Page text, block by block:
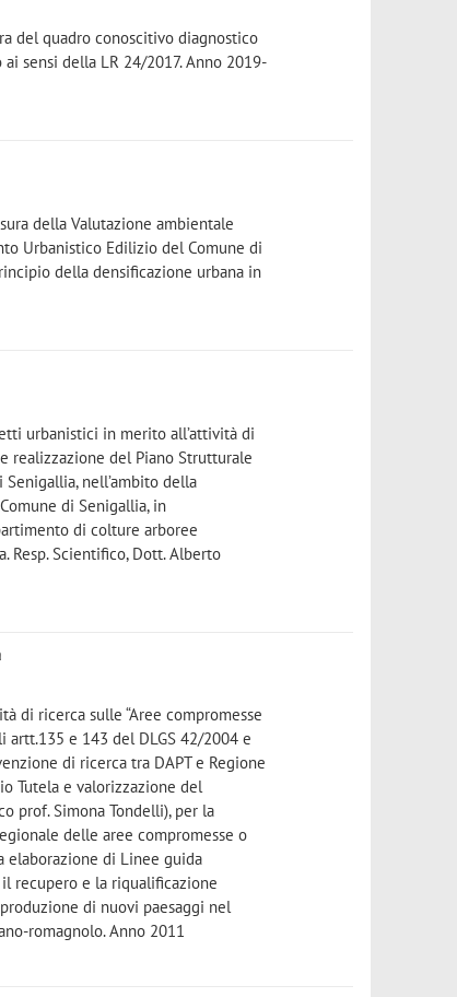
del quadro conoscitivo diagnostico
sensi della LR 24/2017. Anno 2019-
della Valutazione ambientale
Urbanistico Edilizio del Comune di
della densificazione urbana in
urbanistici in merito all’attività di
realizzazione del Piano Strutturale
nell’ambito della
di Senigallia, in
di colture arboree
Resp. Scientifico, Dott. Alberto
di ricerca sulle “Aree compromesse
artt.135 e 143 del DLGS 42/2004 e
di ricerca tra DAPT e Regione
Tutela e valorizzazione del
prof. Simona Tondelli), per la
delle aree compromesse o
elaborazione di Linee guida
recupero e la riqualificazione
di nuovi paesaggi nel
romagnolo. Anno 2011